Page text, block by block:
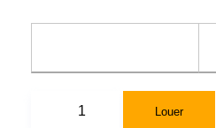
Louer